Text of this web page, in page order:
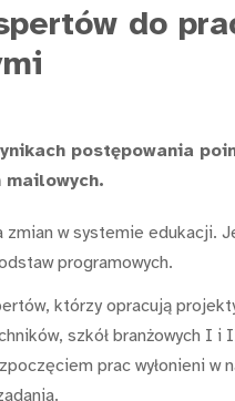
do
postępowania
mailowych.
zmian w systemie edukacji.
programowych.
którzy opracują
szkół branżowych I i
prac wyłonieni w